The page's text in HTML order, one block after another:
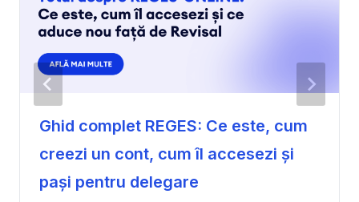
Ghid complet REGES: Ce este, cum
creezi un cont, cum îl accesezi și
pași pentru delegare